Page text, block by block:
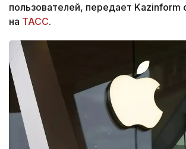
пользователей, передает Kazinform
на ТАСС.